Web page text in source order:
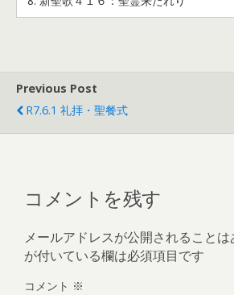
Previous Post
R7.6.1 礼拝・聖餐式
コメントを残す
メールアドレスが公開されることは
が付いている欄は必須項目です
コメント ※